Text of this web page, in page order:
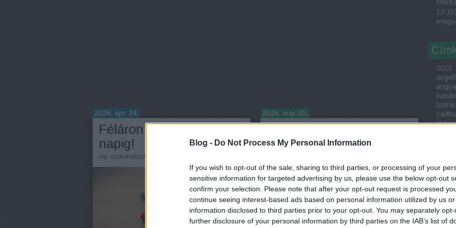
Blog - Do Not Process My Personal Information
If you wish to opt-out of the sale, sharing to third parties, or processing of your
sensitive information for targeted advertising by us, please use the below opt-out
confirm your selection. Please note that after your opt-out request is processed
continue seeing interest-based ads based on personal information utilized by us
information disclosed to third parties prior to your opt-out. You may separately
further disclosure of your personal information by third parties on the IAB’s list of
2026. már 05.
Ez a 6 torta már
biztosan bejutott a
verseny
középdöntőjébe!
írta:csokoholiszta
2026. ápr 24.
Féláron lesz a fagyi egy
napig!
írta: csokoholiszta
Ment
13:15)
2021
banán
kitkat